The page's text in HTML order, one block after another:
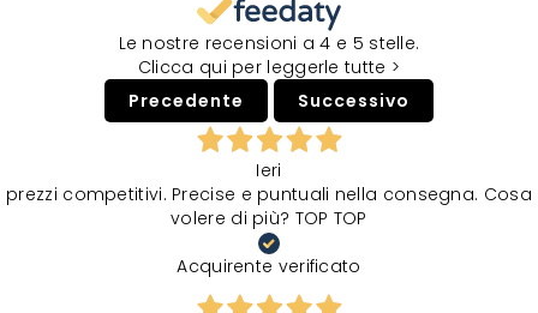
Le nostre recensioni a 4 e 5 stelle.
Clicca qui per leggerle tutte >
Precedente
Successivo
Ieri
prezzi competitivi. Precise e puntuali nella consegna. Cosa
volere di più? TOP TOP
Acquirente verificato